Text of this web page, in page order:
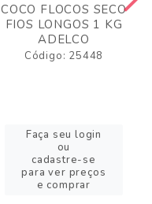
COCO FLOCOS SECO
FIOS LONGOS 1 KG
ADELCO
Código: 25448
Faça seu login
ou
cadastre-se
para ver preços
e comprar